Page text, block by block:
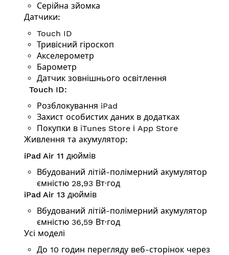
Серійна зйомка
Датчики:
Touch ID
Тривісний гіроскоп
Аксе­ле­ро­метр
Барометр
Датчик зовнішнього освітлення
Touch ID:
Розблокування iPad
Захист особистих даних в додатках
Покупки в iTunes Store і App Store
Живлення та акумулятор:
iPad Air 11 дюймів
Вбудований літій-полімерний акумулятор
ємністю 28,93 Вт·год
iPad Air 13 дюймів
Вбудований літій-полімерний акумулятор
ємністю 36,59 Вт·год
Усі моделі
До 10 годин перегляду веб-сторінок через